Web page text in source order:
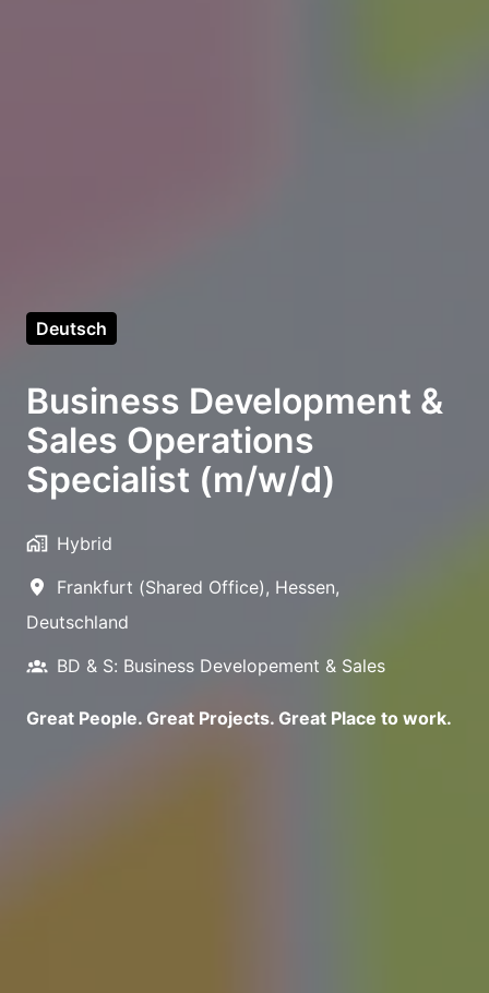
Deutsch
Business Development &
Sales Operations
Specialist (m/w/d)
Hybrid
Frankfurt (Shared Office), Hessen,
Deutschland
BD & S: Business Developement & Sales
Great People. Great Projects. Great Place to work.